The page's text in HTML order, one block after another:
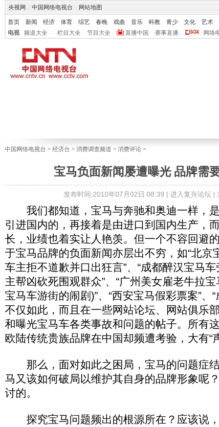
央视网 中国网络电视台 网站地图
首页 新闻 经济 体育 综艺 春晚 戏曲 音乐 科教 青少 文化
艺术
电视
频道大全 栏目大全 节目大全 直播中国 赛事直播 网络
中国网络电视台 > 经济台 > 消费调查频道 > 消费评论 >
宝马负面新闻屡遭曝光 品牌需
发布时间:2010年07月02日 08:39 | 进入复兴论坛|
我们都知道，宝马与奔驰和奥迪一样，
引进国内的，再接着是由进口到国内生产，
长，业绩也着实让人艳羡。但一个不容回避
于宝马品牌的负面新闻亦层出不穷，如“北京
车主拒不道歉并口出狂言”、“成都醉汉宝马
主帮凶砍死围观群众”、“广州美女雇老牛拉
宝马车游街的闹剧)”、“西安宝马假彩票案”、
不仅如此，而且在一些网站论坛、网站俱乐
和曝光宝马车各类事故和问题的帖子。所有
欧陆传统贵族品牌在中国却频遭考验，大有“
那么，面对如此之困局，宝马的问题症
马又该如何破局以维护其自身的品牌形象呢
讨的。
探究宝马问题频出的根源所在？应该说